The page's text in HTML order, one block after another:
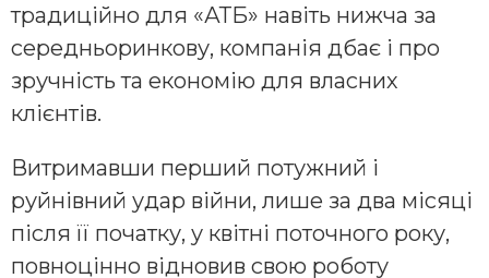
традиційно для «АТБ» навіть нижча за
середньоринкову, компанія дбає і про
зручність та економію для власних
клієнтів.
Витримавши перший потужний і
руйнівний удар війни, лише за два місяці
після її початку, у квітні поточного року,
повноцінно відновив свою роботу